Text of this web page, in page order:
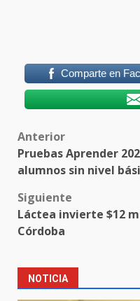
Comparte en
Post
navigation
Anterior
Pruebas Aprender
alumnos sin nivel
Siguiente
Láctea invierte $12
Córdoba
NOTICIA